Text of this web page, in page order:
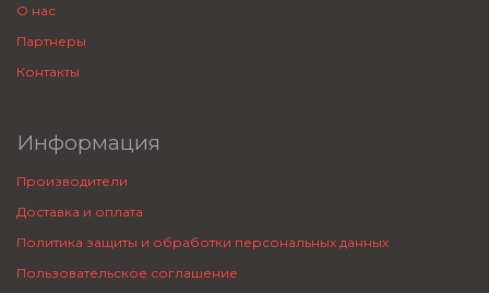
О нас
Партнеры
Контакты
Информация
Производители
Доставка и оплата
Политика защиты и обработки персональных данных
Пользовательское соглашение